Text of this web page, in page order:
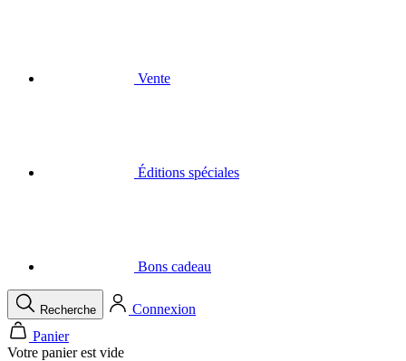
Vente
Éditions spéciales
Bons cadeau
Recherche
Connexion
Panier
Votre panier est vide